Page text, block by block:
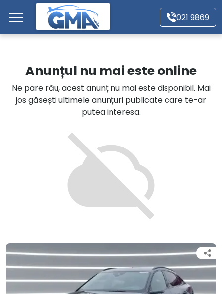
Mergi direct la conținutul principal
021 9869
Autoturisme
Motociclete
Autoutilitare
Alte tipuri vehicule
Anunțul nu mai este online
Ne pare rău, acest anunț nu mai este disponibil. Mai
jos găsești ultimele anunțuri publicate care te-ar
putea interesa.